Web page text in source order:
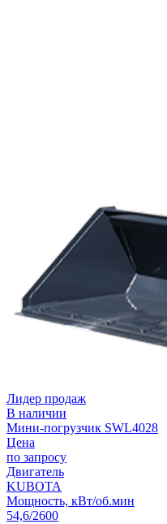
Лидер продаж
В наличии
Мини-погрузчик SWL4028
Цена
по запросу
Двигатель
KUBOTA
Мощность, кВт/об.мин
54,6/2600